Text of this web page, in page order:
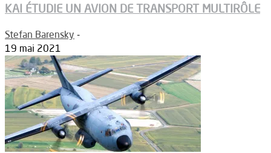
KAI ÉTUDIE UN AVION DE TRANSPORT MULTIRÔLE
Stefan Barensky -
19 mai 2021